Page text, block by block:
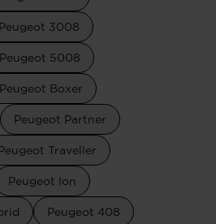
Peugeot 3008
Peugeot 5008
Peugeot Boxer
Peugeot Partner
Traveller
Peugeot Ion
Peugeot 408